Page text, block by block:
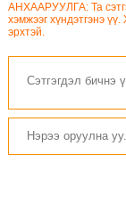
АНХААРУУЛГА: Та
хэмжээг хүндэтгэнэ
эрхтэй.